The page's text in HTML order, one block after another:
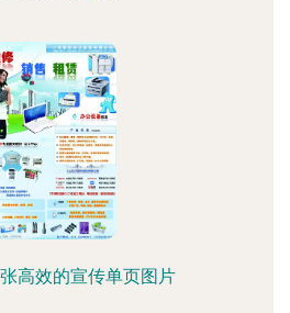
高效的宣传单页图片